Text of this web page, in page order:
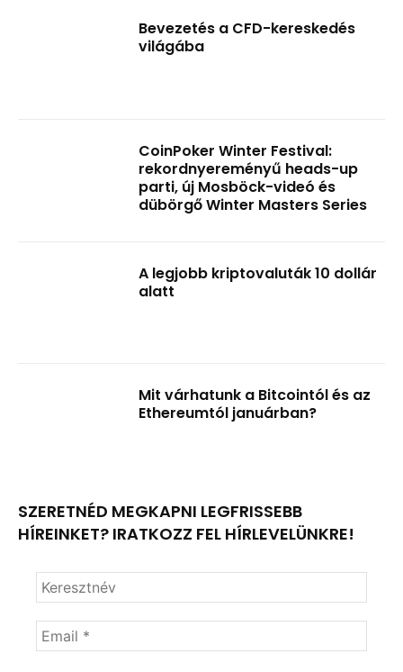
Bevezetés a CFD-kereskedés
világába
CoinPoker Winter Festival:
rekordnyereményű heads-up
parti, új Mosböck-videó és
dübörgő Winter Masters Series
A legjobb kriptovaluták 10 dollár
alatt
Mit várhatunk a Bitcointól és az
Ethereumtól januárban?
SZERETNÉD MEGKAPNI LEGFRISSEBB
HÍREINKET? IRATKOZZ FEL HÍRLEVELÜNKRE!